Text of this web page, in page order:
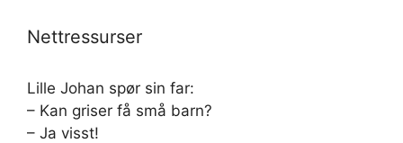
Nettressurser
Lille Johan spør sin far:
– Kan griser få små barn?
– Ja visst!